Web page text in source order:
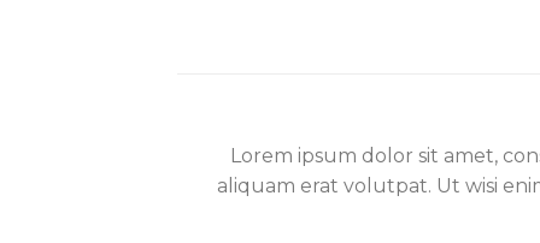
Lorem ipsum dolor sit amet,
aliquam erat volutpat. Ut wisi